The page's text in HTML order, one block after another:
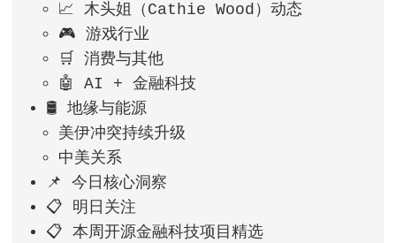
📈 木头姐（Cathie Wood）动态
🎮 游戏行业
🛒 消费与其他
🤖 AI + 金融科技
🛢️ 地缘与能源
美伊冲突持续升级
中美关系
📌 今日核心洞察
📋 明日关注
📋 本周开源金融科技项目精选